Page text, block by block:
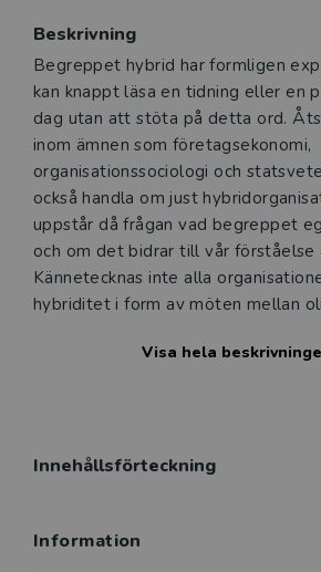
Beskrivning
Beskrivning
Begreppet hybrid har formligen
kan knappt läsa en tidning eller en
dag utan att stöta på detta ord.
inom ämnen som företagsekonomi,
organisationssociologi och
också handla om just
uppstår då frågan vad begreppet
och om det bidrar till vår förståelse
Kännetecknas inte alla
hybriditet i form av möten mellan
hybridorganisationer?
Författarna gör djupdykningar i
innehåller även ett stort antal
Visa hela
Innehållsförteckning
Information